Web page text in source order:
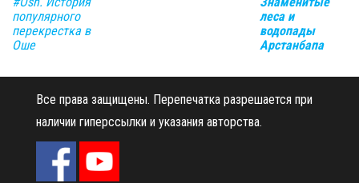
популярного
перекрестка в
Оше
леса и
водопады
Арстанбапа
Все права защищены. Перепечатка разрешается при
наличии гиперссылки и указания авторства.